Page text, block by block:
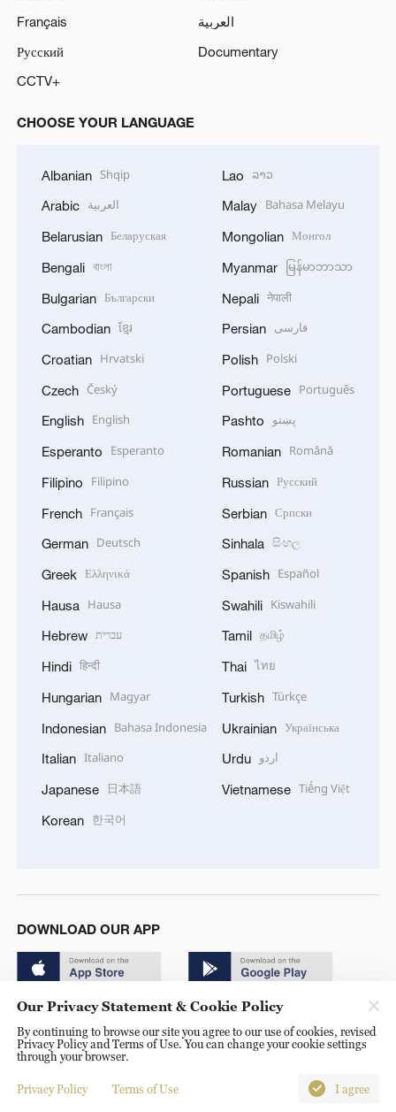
Français
العربية
Русский
Documentary
CCTV+
CHOOSE YOUR LANGUAGE
Albanian Shqip
Arabic العربية
Belarusian Беларуская
Bengali বাংলা
Bulgarian Български
Cambodian ខ្មែរ
Croatian Hrvatski
Czech Český
English English
Esperanto Esperanto
Filipino Filipino
French Français
German Deutsch
Greek Ελληνικά
Hausa Hausa
Hebrew עברית
Hindi हिन्दी
Hungarian Magyar
Indonesian Bahasa Indonesia
Italian Italiano
Japanese 日本語
Korean 한국어
Lao ລາວ
Malay Bahasa Melayu
Mongolian Монгол
Myanmar မြန်မာဘာသာ
Nepali नेपाली
Persian فارسی
Polish Polski
Portuguese Português
Pashto پښتو
Romanian Română
Russian Русский
Serbian Српски
Sinhala සිංහල
Spanish Español
Swahili Kiswahili
Tamil தமிழ்
Thai ไทย
Turkish Türkçe
Ukrainian Українська
Urdu اردو
Vietnamese Tiếng Việt
DOWNLOAD OUR APP
© China Radio International.CRI. All Rights Reserved. 16A
Shijingshan Road, Beijing, China. 100040
Our Privacy Statement & Cookie Policy
By continuing to browse our site you agree to our use of cookies, revised
Privacy Policy and Terms of Use. You can change your cookie settings
through your browser.
Privacy Policy Terms of Use I agree